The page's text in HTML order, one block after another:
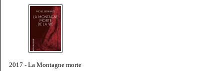
2017 - La Montagne morte